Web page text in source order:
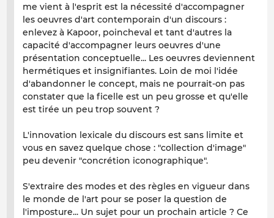
me vient à l'esprit est la nécessité d'accompagner
les oeuvres d'art contemporain d'un discours :
enlevez à Kapoor, poincheval et tant d'autres la
capacité d'accompagner leurs oeuvres d'une
présentation conceptuelle... Les oeuvres deviennent
hermétiques et insignifiantes. Loin de moi l'idée
d'abandonner le concept, mais ne pourrait-on pas
constater que la ficelle est un peu grosse et qu'elle
est tirée un peu trop souvent ?
L'innovation lexicale du discours est sans limite et
vous en savez quelque chose : "collection d'image"
peu devenir "concrétion iconographique".
S'extraire des modes et des règles en vigueur dans
le monde de l'art pour se poser la question de
l'imposture... Un sujet pour un prochain article ? Ce